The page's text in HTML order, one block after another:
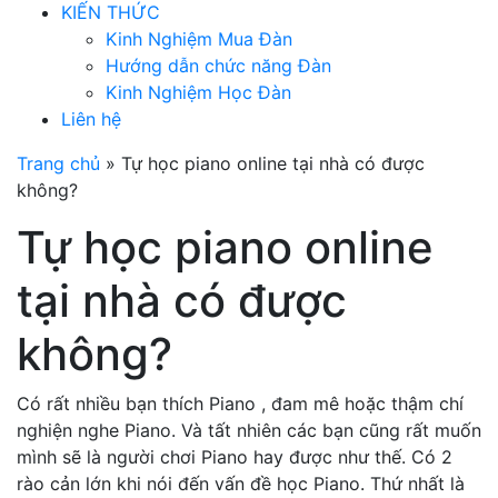
KIẾN THỨC
Kinh Nghiệm Mua Đàn
Hướng dẫn chức năng Đàn
Kinh Nghiệm Học Đàn
Liên hệ
Trang chủ » Tự học piano online tại nhà có được
không?
Tự học piano online
tại nhà có được
không?
Có rất nhiều bạn thích Piano , đam mê hoặc thậm chí
nghiện nghe Piano. Và tất nhiên các bạn cũng rất muốn
mình sẽ là người chơi Piano hay được như thế. Có 2
rào cản lớn khi nói đến vấn đề học Piano. Thứ nhất là